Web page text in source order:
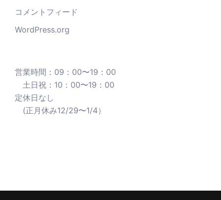
コメントフィード
WordPress.org
営業時間：09：00〜19：00
土日祝：10：00〜19：00
定休日なし
(正月休み12/29〜1/4）